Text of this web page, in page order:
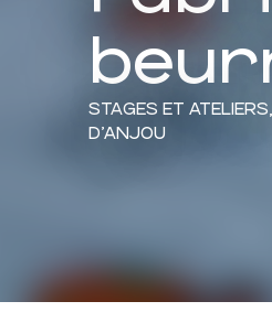
STAGES ET ATELIERS,
D'ANJOU